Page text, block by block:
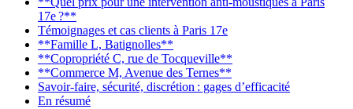
17e ?**
Témoignages et cas clients à Paris 17e
**Famille L, Batignolles**
**Copropriété C, rue de Tocqueville**
**Commerce M, Avenue des Ternes**
Savoir-faire, sécurité, discrétion : gages d’efficacité
En résumé